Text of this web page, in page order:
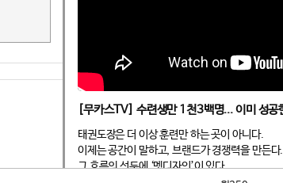
태권도장은 더 이상 훈련만 하는 곳이 아니다.
이제는 공간이 말하고, 브랜드가 경쟁력을 만든다.
그 흐름의 선두에 ‘멧디자인’이 있다.